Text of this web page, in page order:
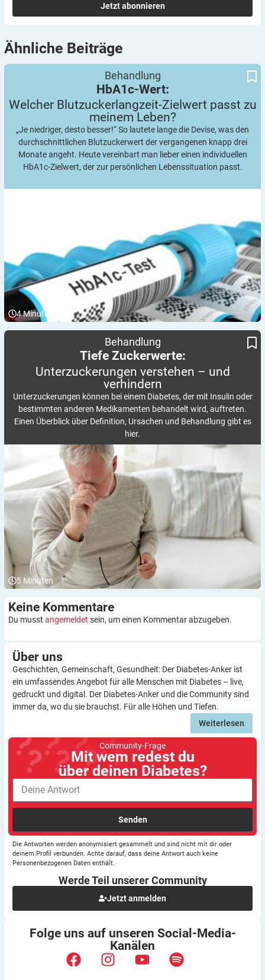
Jetzt abonnieren
Ähnliche Beiträge
Welcher Blutzuckerlangzeit-Zielwert passt zu meinem Leben?
Behandlung
HbA1c-Wert:
Welcher Blutzuckerlangzeit-Zielwert passt zu
meinem Leben?
„Je niedriger, desto besser!“ So lautete lange die Devise, was den
durchschnittlichen Blutzuckerwert der vergangenen knapp drei
Monate angeht. Heute vereinbart man lieber einen individuellen
HbA1c-Zielwert, der zur persönlichen Lebenssituation passt.
4Minuten
Behandlung
Tiefe Zuckerwerte:
Unterzuckerungen verstehen – und
verhindern
Unterzuckerungen können bei einem Diabetes, der mit Insulin oder
bestimmten anderen Medikamenten behandelt wird, auftreten.
Einen Überblick über Definition, Ursachen und Behandlung gibt es
hier.
5 Minuten
Keine Kommentare
Du musst angemeldet sein, um einen Kommentar abzugeben.
Über uns
Geschichten, Gemeinschaft, Gesundheit: Der Diabetes-Anker ist
ein umfassendes Angebot für alle Menschen mit Diabetes – live,
gedruckt und digital. Der Diabetes-Anker und die Community sind
immer da, wo du sie brauchst. Für alle Höhen und Tiefen.
Weiterlesen
Community-Frage
Mit wem redest du
über deinen Diabetes?
Senden
Die Antworten werden anonymisiert gesammelt und sind nicht mit dir oder
deinem Profil verbunden. Achte darauf, dass deine Antwort auch keine
Personenbezogenen Daten enthält.
Werde Teil unserer Community
Jetzt anmelden
Folge uns auf unseren Social-Media-
Kanälen